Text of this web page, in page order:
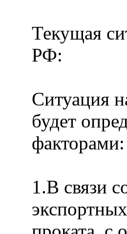
Текущая
РФ:
Ситуация
будет
факторами:
1.В связи